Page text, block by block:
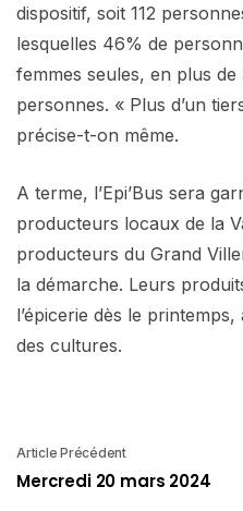
dispositif, soit 112
lesquelles 46% de
femmes seules, en plus
personnes. « Plus d’un
précise-t-on même.
A terme, l’Epi’Bus sera
producteurs locaux de la
producteurs du Grand
la démarche. Leurs
l’épicerie dès le
des cultures.
Article Précédent
Mercredi 20 mars 2024